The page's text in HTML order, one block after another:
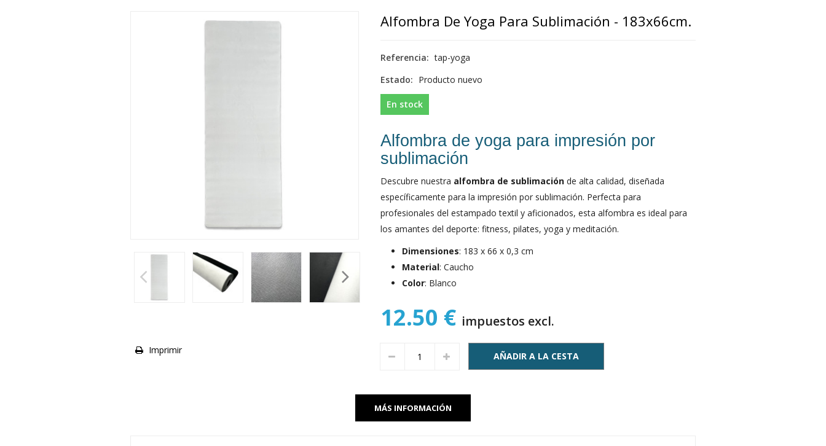
Imprimir
Alfombra De Yoga Para Sublimación - 183x66cm.
Referencia: tap-yoga
Estado: Producto nuevo
En stock
Alfombra de yoga para impresión por
sublimación
Descubre nuestra alfombra de sublimaciónde alta calidad, diseñada
específicamente para la impresión por sublimación. Perfecta para
profesionales del estampado textil y aficionados, esta alfombra es ideal para
los amantes del deporte: fitness, pilates, yoga y meditación.
Dimensiones: 183 x 66 x 0,3 cm
Material: Caucho
Color: Blanco
12.50 € impuestos excl.
AÑADIR A LA CESTA
MÁS INFORMACIÓN